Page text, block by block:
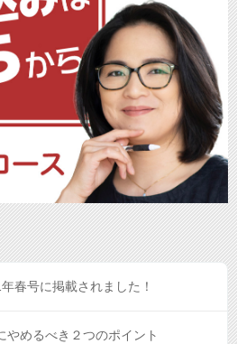
春号に掲載されました！
やめるべき２つのポイント